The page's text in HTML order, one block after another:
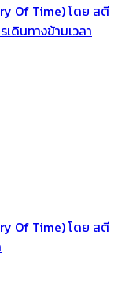
Of Time) โดย สตี
ดินทางข้ามเวลา
Of Time) โดย สตี